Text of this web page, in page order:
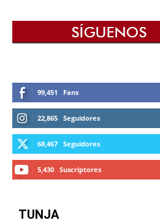
99,451 Fans
22,865 Seguidores
68,467 Seguidores
5,430 Suscriptores
TUNJA